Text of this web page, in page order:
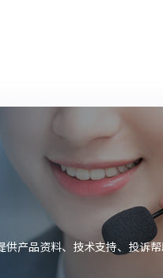
产品资料、技术支持、投诉帮